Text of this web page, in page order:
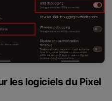
les logiciels du Pixel